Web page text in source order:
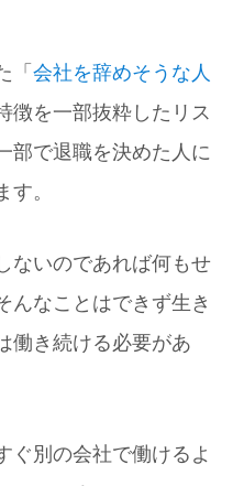
「会社を辞めそうな人
徴を一部抜粋したリス
部で退職を決めた人に
。
ないのであれば何もせ
んなことはできず生き
働き続ける必要があ
ぐ別の会社で働けるよ